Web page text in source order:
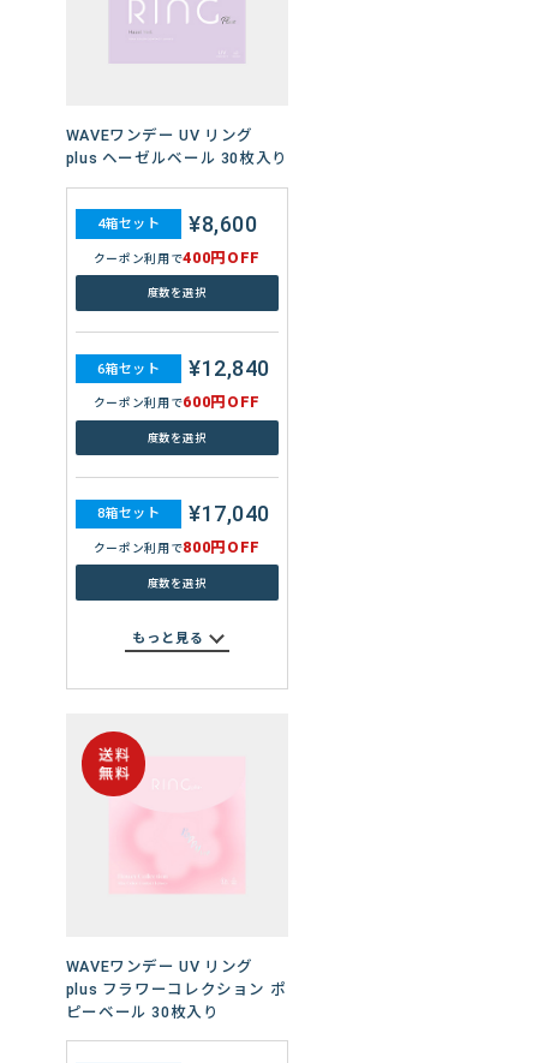
WAVEワンデー ウォータース
クーポン利用で 800円OFF
6箱セット ¥20,040
クーポン利用で1,200円OFF
8箱セット ¥26,720
クーポン利用で1,600円OFF
もっと見る
WAVEワンデー プレミアム 30
クーポン利用で 400円OFF
度数を選択
WAVEワンデー UV リング
plus ヘーゼルベール 30枚入り
4箱セット ¥8,600
クーポン利用で400円OFF
度数を選択
6箱セット ¥12,840
クーポン利用で600円OFF
度数を選択
8箱セット ¥17,040
クーポン利用で800円OFF
度数を選択
もっと見る
WAVEワンデー UV リング
plus フラワーコレクション ポ
ピーベール 30枚入り